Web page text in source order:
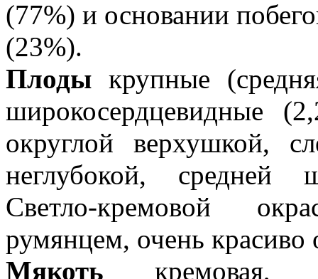
(77%) и основании
(23%).
Плоды крупные
широкосердцевидные
округлой верхушкой,
неглубокой, средней
Светло-кремовой
румянцем, очень
Мякоть кремовая,